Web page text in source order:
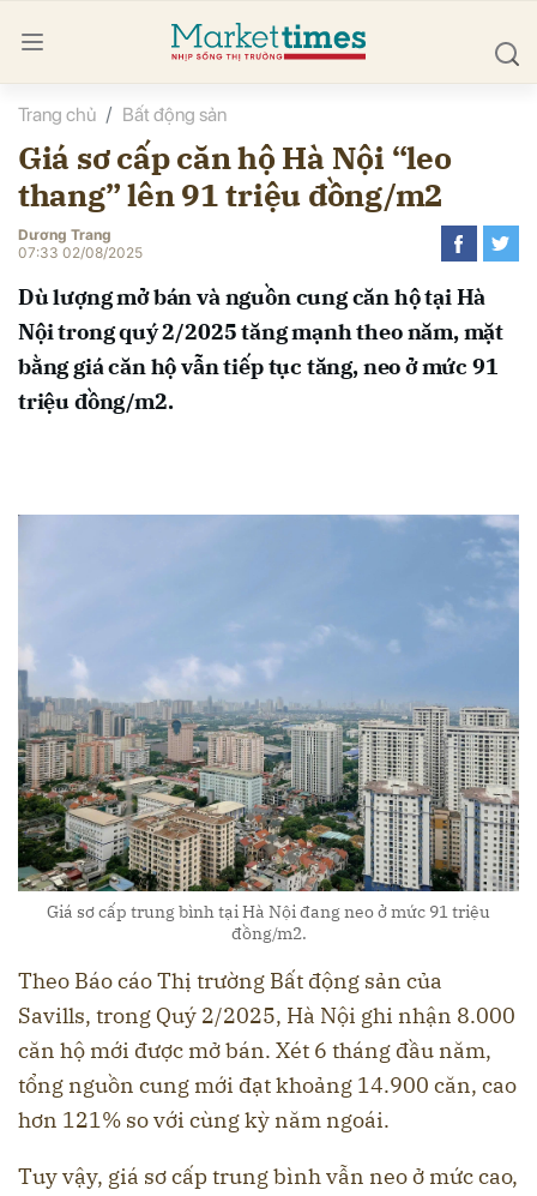
Trang chủ Bất động sản
Giá sơ cấp căn hộ Hà Nội “leo
thang” lên 91 triệu đồng/m2
Dương Trang
07:33 02/08/2025
Dù lượng mở bán và nguồn cung căn hộ tại Hà
Nội trong quý 2/2025 tăng mạnh theo năm, mặt
bằng giá căn hộ vẫn tiếp tục tăng, neo ở mức 91
triệu đồng/m2.
Giá sơ cấp trung bình tại Hà Nội đang neo ở mức 91 triệu
đồng/m2.
Theo Báo cáo Thị trường Bất động sản của
Savills, trong Quý 2/2025, Hà Nội ghi nhận 8.000
căn hộ mới được mở bán. Xét 6 tháng đầu năm,
tổng nguồn cung mới đạt khoảng 14.900 căn, cao
hơn 121% so với cùng kỳ năm ngoái.
Tuy vậy, giá sơ cấp trung bình vẫn neo ở mức cao,
luận
Hủy